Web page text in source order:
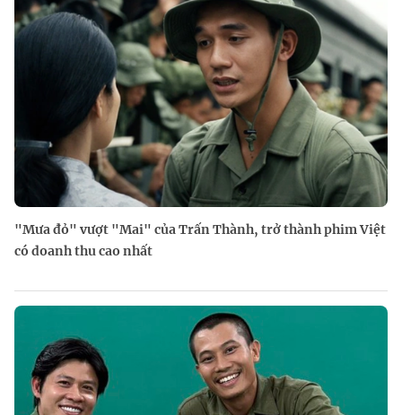
"Mưa đỏ" vượt "Mai" của Trấn Thành, trở thành phim Việt
có doanh thu cao nhất